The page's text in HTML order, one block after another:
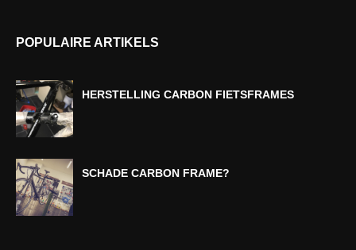
POPULAIRE ARTIKELS
HERSTELLING CARBON FIETSFRAMES
SCHADE CARBON FRAME?